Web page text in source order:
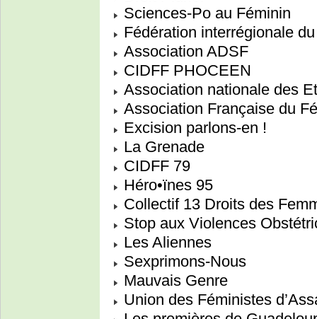
Sciences-Po au Féminin
Fédération interrégionale
Association ADSF
CIDFF PHOCEEN
Association nationale des
Association Française du
Excision parlons-en !
La Grenade
CIDFF 79
Héro•ïnes 95
Collectif 13 Droits des
Stop aux Violences
Les Aliennes
Sexprimons-Nous
Mauvais Genre
Union des Féministes